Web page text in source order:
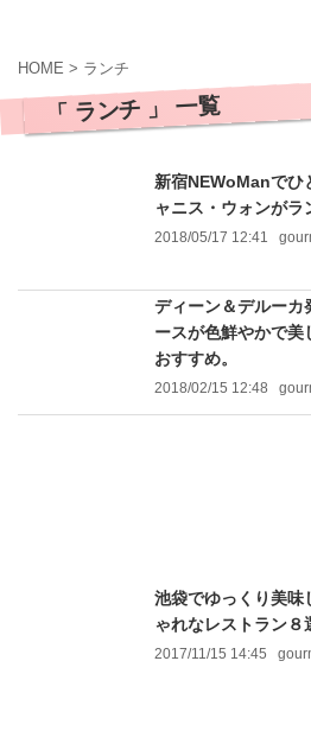
HOME > ランチ
「 ランチ 」 一覧
新宿NEWoManで
ャニス・ウォンがラ
2018/05/17 12:41
ディーン＆デルーカ
ースが色鮮やかで
おすすめ。
2018/02/15 12:48
池袋でゆっくり美
ゃれなレストラン８
2017/11/15 14:45